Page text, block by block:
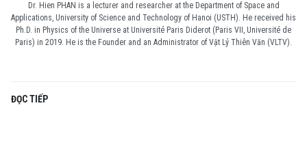
Dr. Hien PHAN is a lecturer and researcher at the Department of Space and
Applications, University of Science and Technology of Hanoi (USTH). He received his
Ph.D. in Physics of the Universe at Université Paris Diderot (Paris VII, Université de
Paris) in 2019. He is the Founder and an Administrator of Vật Lý Thiên Văn (VLTV).
ĐỌC TIẾP